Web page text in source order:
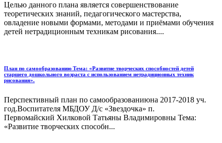
Целью данного плана является совершенствование
теоретических знаний, педагогического мастерства,
овладение новыми формами, методами и приёмами обучения
детей нетрадиционным техникам рисования....
План по самообразованию Тема: «Развитие творческих способностей детей
старшего дошкольного возраста с использованием нетрадиционных техник
рисования».
Перспективный план по самообразованиюна 2017-2018 уч.
год.Воспитателя МБДОУ Д/с «Звездочка» п.
Первомайский Хилковой Татьяны Владимировны Тема:
«Развитие творческих способн...